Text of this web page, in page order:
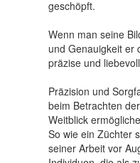
geschöpft.
Wenn man seine
und Genauigkeit er
präzise und
Präzision und
beim Betrachten
Weitblick
So wie ein Züchter
seiner Arbeit vor